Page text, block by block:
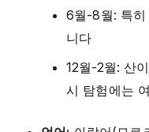
6월-8월: 특히
니다
12월-2월: 산
시 탐험에는